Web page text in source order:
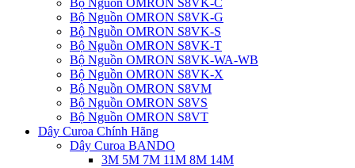
Bộ Nguồn OMRON S8VK-G
Bộ Nguồn OMRON S8VK-S
Bộ Nguồn OMRON S8VK-T
Bộ Nguồn OMRON S8VK-WA-WB
Bộ Nguồn OMRON S8VK-X
Bộ Nguồn OMRON S8VM
Bộ Nguồn OMRON S8VS
Bộ Nguồn OMRON S8VT
Dây Curoa Chính Hãng
Dây Curoa BANDO
3M 5M 7M 11M 8M 14M